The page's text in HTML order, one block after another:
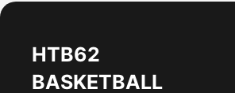
HTB62
BASKETBALL